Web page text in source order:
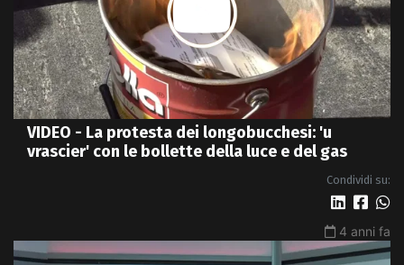
VIDEO - La protesta dei longobucchesi: 'u
vrascier' con le bollette della luce e del gas
Condividi su:
4 anni fa